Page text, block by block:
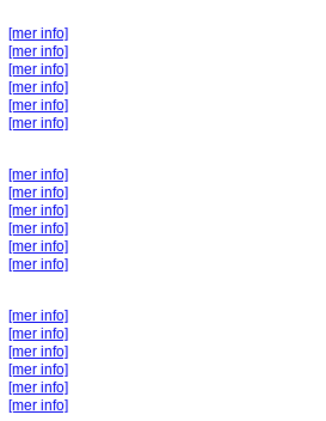
[mer info]
[mer info]
[mer info]
[mer info]
[mer info]
[mer info]
[mer info]
[mer info]
[mer info]
[mer info]
[mer info]
[mer info]
[mer info]
[mer info]
[mer info]
[mer info]
[mer info]
[mer info]